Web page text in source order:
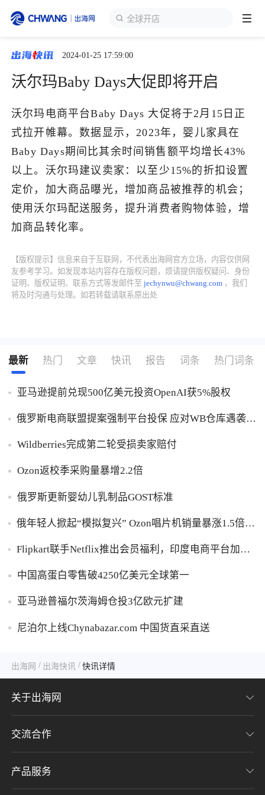
全球开店
跨境展会
出海资讯
跨境报告
出海导航
了解出海网
2024-01-25 17:59:00
沃尔玛Baby Days大促即将开启
沃尔玛电商平台Baby Days 大促将于2月15日正
式拉开帷幕。数据显示，2023年，婴儿家具在
Baby Days期间比其余时间销售额平均增长43%
以上。沃尔玛建议卖家：以至少15%的折扣设置
定价，加大商品曝光，增加商品被推荐的机会；
使用沃尔玛配送服务，提升消费者购物体验，增
加商品转化率。
【版权提示】信息来自于互联网，不代表出海网官方立场，内容仅供网
友参考学习。如发现本站内容存在版权问题，烦请提供版权疑问、身份
证明、版权证明、联系方式等发邮件至jechynwu@chwang.com ，我们
将及时沟通与处理。如若转载请联系原出处
最新 热门 文章 快讯 报告 词条 热门词条
亚马逊提前兑现500亿美元投资OpenAI获5%股权
俄罗斯电商联盟提案强制平台投保 应对WB仓库遇袭卖
Wildberries完成第二轮受损卖家赔付
Ozon返校季采购量暴增2.2倍
俄罗斯更新婴幼儿乳制品GOST标准
俄年轻人掀起“模拟复兴” Ozon唱片机销量暴涨1.5倍黑
Flipkart联手Netflix推出会员福利，印度电商平台加码
中国高蛋白零售破4250亿美元全球第一
亚马逊普福尔茨海姆仓投3亿欧元扩建
尼泊尔上线Chynabazar.com 中国货直采直送
出海网 / 出海快讯 / 快讯详情
关于出海网
关于我们
加入我们
交流合作
联系我们
产品服务